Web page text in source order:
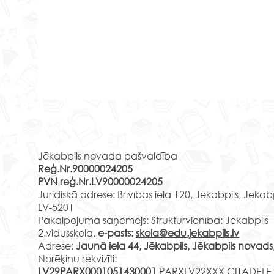
koncerta jaunieši izdemolēja
vilcienu? Kāpēc tauta
protestēja pret Daugavpils HES
būvniecību? Kāpēc ziedu...
Jēkabpils novada pašvaldība
Reģ.Nr.90000024205
PVN reģ.Nr.LV90000024205
Juridiskā adrese: Brīvības iela 120, Jēkabpils,
LV-5201
Pakalpojuma saņēmējs: Struktūrvienība: Jēkabpils
2.vidusskola,e-pasts:skola@edu.jekabpils.lv
Adrese:Jaunā iela 44, Jēkabpils, Jēkabpils novads,
Norēķinu rekvizīti: